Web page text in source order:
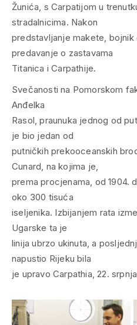
Žunića, s Carpatijom u
stradalnicima. Nakon
predstavljanje makete,
predavanje o zastavama
Titanica i Carpathije.
Svečanosti na Pomorskom
Anđelka
Rasol, praunuka jednog od
je bio jedan od
putničkih prekooceanskih
Cunard, na kojima je,
prema procjenama, od 1904.
oko 300 tisuća
iseljenika. Izbijanjem rata
Ugarske ta je
linija ubrzo ukinuta, a
napustio Rijeku bila
je upravo Carpathia, 22.